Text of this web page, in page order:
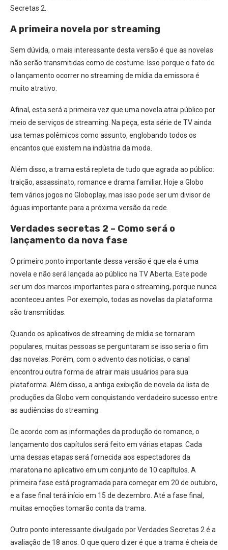
Secretas 2.
A primeira novela por streaming
Sem dúvida, o mais interessante desta versão é que as novelas
não serão transmitidas como de costume. Isso porque o fato de
o lançamento ocorrer no streaming de mídia da emissora é
muito atrativo.
Afinal, esta será a primeira vez que uma novela atrai público por
meio de serviços de streaming. Na peça, esta série de TV ainda
usa temas polêmicos como assunto, englobando todos os
encantos que existem na indústria da moda.
Além disso, a trama está repleta de tudo que agrada ao público:
traição, assassinato, romance e drama familiar. Hoje a Globo
tem vários jogos no Globoplay, mas isso pode ser um divisor de
águas importante para a próxima versão da rede.
Verdades secretas 2 – Como será o
lançamento da nova fase
O primeiro ponto importante dessa versão é que ela é uma
novela e não será lançada ao público na TV Aberta. Este pode
ser um dos marcos importantes para o streaming, porque nunca
aconteceu antes. Por exemplo, todas as novelas da plataforma
são transmitidas.
Quando os aplicativos de streaming de mídia se tornaram
populares, muitas pessoas se perguntaram se isso seria o fim
das novelas. Porém, com o advento das notícias, o canal
encontrou outra forma de atrair mais usuários para sua
plataforma. Além disso, a antiga exibição de novela da lista de
produções da Globo vem conquistando verdadeiro sucesso entre
as audiências do streaming.
De acordo com as informações da produção do romance, o
lançamento dos capítulos será feito em várias etapas. Cada
uma dessas etapas será fornecida aos espectadores da
maratona no aplicativo em um conjunto de 10 capítulos. A
primeira fase está programada para começar em 20 de outubro,
e a fase final terá início em 15 de dezembro. Até a fase final,
muitas emoções tomarão conta da trama.
Outro ponto interessante divulgado por Verdades Secretas 2 é a
avaliação de 18 anos. O que quero dizer é que a trama é cheia de